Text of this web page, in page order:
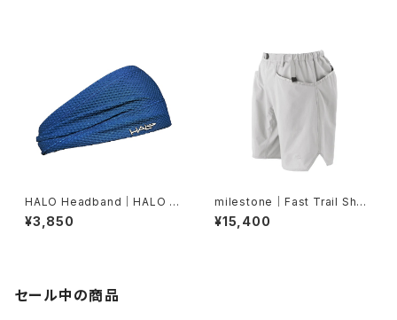
HALO Headband｜HALO バ
ンディット JP（Air Abyss Blu
e）
¥3,850
milestone｜Fast Trail Shor
ts（グレーシャーシルバー）
¥15,400
セール中の商品